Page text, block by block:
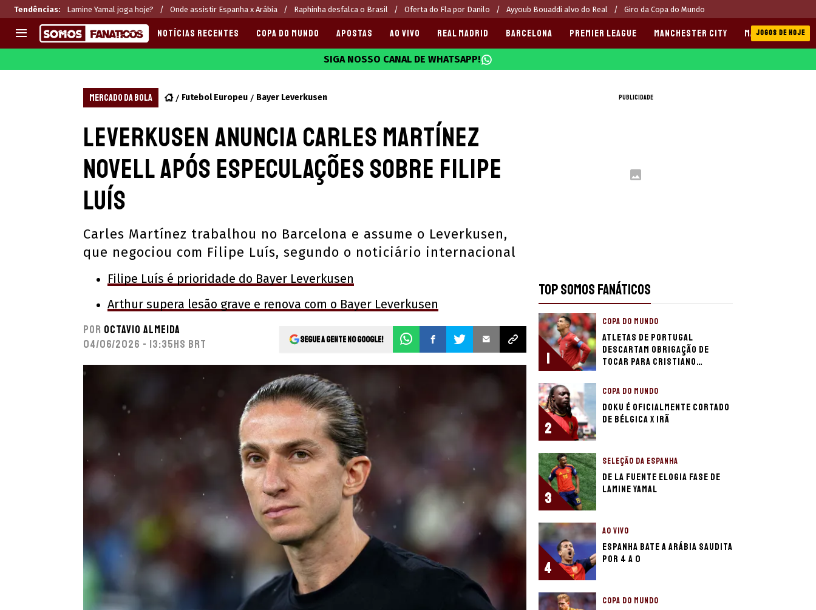
Tendências: Lamine Yamal joga hoje? Onde assistir Espanha x Arábia Raphinha desfalca o Brasil Oferta do Fla por Danilo Ayyoub Bouaddi alvo do Real Giro da Copa do Mundo
CHAMPIONS LEAGUE
PREMIER LEAGUE
Melhores sites de apostas 2025
Últimas
CASAS DE APOSTAS
CÓDIGOS e OFERTAS
NOTÍCIAS RECENTES COPA DO MUNDO APOSTAS AO VIVO REAL MADRID BARCELONA PREMIER LEAGUE MANCHESTER CITY MANCHESTER
JOGOS DE HOJE
SIGA NOSSO CANAL DE WHATSAPP!
MERCADO DA BOLA Futebol Europeu Bayer Leverkusen
Leverkusen anuncia Carles Martínez
Novell após especulações sobre Filipe
Luís
Carles Martínez trabalhou no Barcelona e assume o Leverkusen,
que negociou com Filipe Luís, segundo o noticiário internacional
Filipe Luís é prioridade do Bayer Leverkusen
Arthur supera lesão grave e renova com o Bayer Leverkusen
Por Octavio Almeida
04/06/2026 - 13:35hs BRT
Segue a gente no Google!
PUBLICIDADE
TOP SOMOS FANÁTICOS
1
COPA DO MUNDO
Atletas de Portugal
descartam obrigação de
tocar para Cristiano
2
COPA DO MUNDO
Doku é oficialmente cortado
de Bélgica x Irã
3
SELEÇÃO DA ESPANHA
De la Fuente elogia fase de
Lamine Yamal
4
AO VIVO
Espanha bate a Arábia Saudita
por 4 a 0
COPA DO MUNDO